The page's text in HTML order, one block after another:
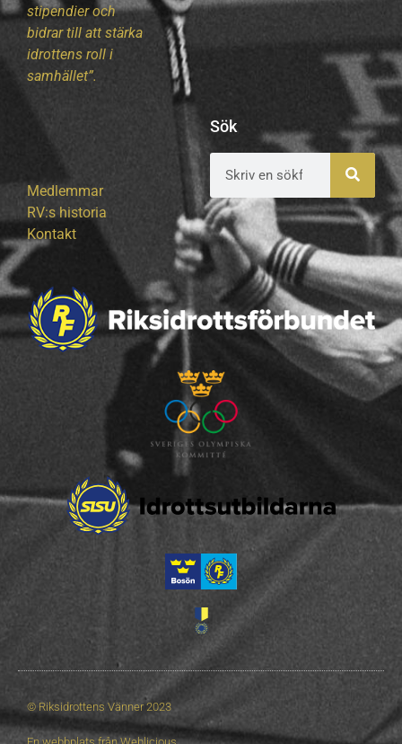
stipendier och
bidrar till att stärka
idrottens roll i
samhället”.
Medlemmar
RV:s historia
Kontakt
Sök
© Riksidrottens Vänner 2023